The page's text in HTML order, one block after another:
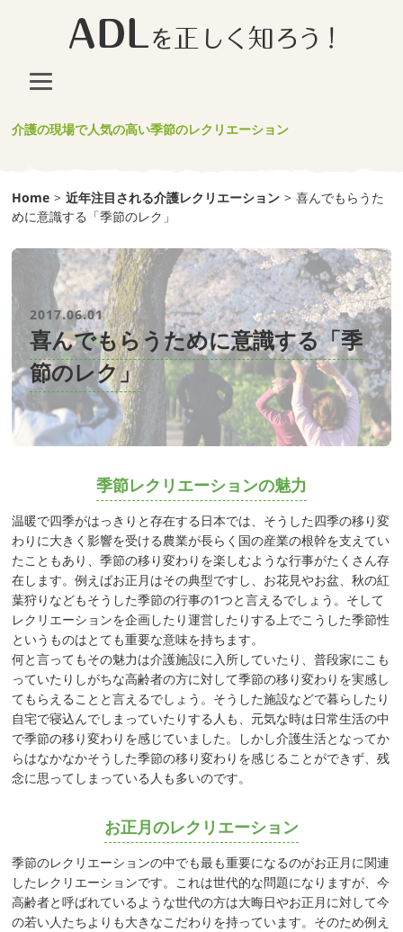
介護の現場で人気の高い季節のレクリエーション
Home > 近年注目される介護レクリエーション > 喜んでもらうた
めに意識する「季節のレク」
2017.06.01
喜んでもらうために意識する「季
節のレク」
季節レクリエーションの魅力
温暖で四季がはっきりと存在する日本では、そうした四季の移り変
わりに大きく影響を受ける農業が長らく国の産業の根幹を支えてい
たこともあり、季節の移り変わりを楽しむような行事がたくさん存
在します。例えばお正月はその典型ですし、お花見やお盆、秋の紅
葉狩りなどもそうした季節の行事の1つと言えるでしょう。そして
レクリエーションを企画したり運営したりする上でこうした季節性
というものはとても重要な意味を持ちます。
何と言ってもその魅力は介護施設に入所していたり、普段家にこも
っていたりしがちな高齢者の方に対して季節の移り変わりを実感し
てもらえることと言えるでしょう。そうした施設などで暮らしたり
自宅で寝込んでしまっていたりする人も、元気な時は日常生活の中
で季節の移り変わりを感じていました。しかし介護生活となってか
らはなかなかそうした季節の移り変わりを感じることができず、残
念に思ってしまっている人も多いのです。
お正月のレクリエーション
季節のレクリエーションの中でも最も重要になるのがお正月に関連
したレクリエーションです。これは世代的な問題になりますが、今
高齢者と呼ばれているような世代の方は大晦日やお正月に対して今
の若い人たちよりも大きなこだわりを持っています。そのため例え